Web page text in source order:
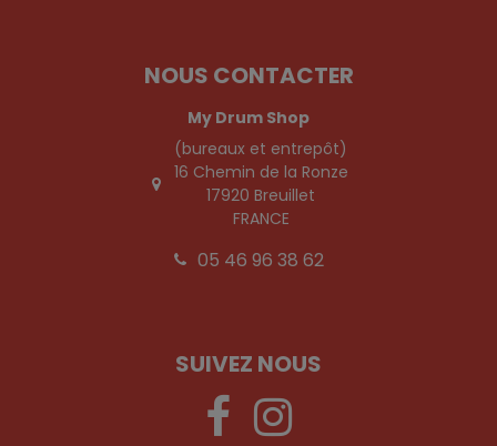
NOUS CONTACTER
My Drum Shop
(bureaux et entrepôt)
16 Chemin de la Ronze
17920 Breuillet
FRANCE
05 46 96 38 62
SUIVEZ NOUS